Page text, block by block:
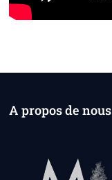
A propos de nous